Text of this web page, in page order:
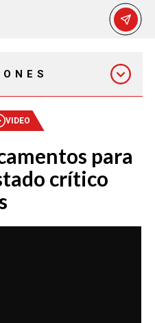
EXPRESS
12:30 PM
7:00 PM
VIDEO
para
crítico